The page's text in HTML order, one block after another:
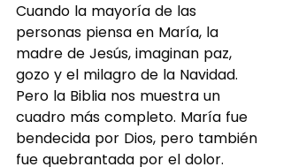
Cuando la mayoría de las
personas piensa en María, la
madre de Jesús, imaginan paz,
gozo y el milagro de la Navidad.
Pero la Biblia nos muestra un
cuadro más completo. María fue
bendecida por Dios, pero también
fue quebrantada por el dolor.